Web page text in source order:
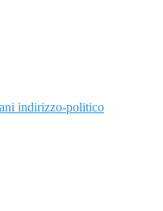
indirizzo-politico